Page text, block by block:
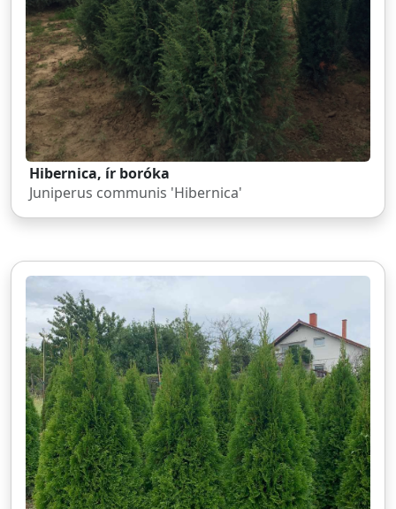
Hibernica, ír boróka
Juniperus communis 'Hibernica'